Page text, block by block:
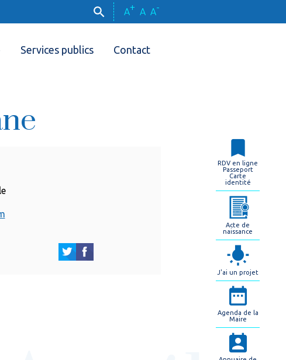
A+ A A-
Services publics Contact
RDV en ligne
Passeport
Carte
identité
Acte de
naissance
J'ai un projet
Agenda de la
Maire